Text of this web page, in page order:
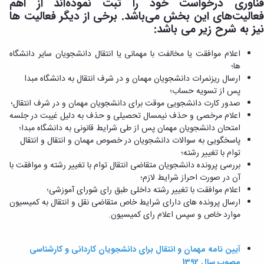
توسعه
مدیریت
و
پشتیبانی
معاونت
و
تحصیلات
تکمیلی
معاونت
دانشجویی
معاونت
پژوهش
و
فناوری
معاونت
فرهنگی
و
نمایندگی
تحصیل
در
دانشگاه
رشته‌های
تحصیلی
کارشناسی
تحصیلات
تکمیلی
آموزش‌های
آزاد
برنامه‌های
آموزشی
آموزش
زبان
فارسی
به
غیرفارسی‌زبانان
آموزش‌های
و
الکترونیکی
گیاهی
پژوهشکده
آب
مرکز
آپا
دانشگاه
بوعلی
سینا
آزمایشگاه
های
تحقیقاتی
آزمایشگاه
مرکزی
آزمایشگاه
تنش
پسماند
آزمایشگاه
مقاومت
آزمایشگاه
مواد
علوم
پایه
علوم
اقتصادی
اجتماعی
علوم
ورزشی
دانشکده
های
اقماری
فنی
و
مهندسی
کبودرآهنگ
فنی
و
منابع
تویسرکان
مدیریت
مشاوره
و
سبک
زندگی
مرکز
بهداشت
و
درمان
خوابگاه‌های
دانشجویی
سلف
سرویس
ورزش و
سرگرمی
اداره
تربیت
بدنی
و
برنامه
استخر
تشکل‌های
اسلامی
دانشجویان
نشریات
کانون‌های
فرهنگی
فعالیت‌های
داوطلبانه
سمن‌های
مرتبط
بنیاد
خیرین
حامی
دانشگاه
بوعلی
سینا
مؤسسه
های
مردمی
هویت
ارتباط
با ما
(قدم
Apply
Now
فعالیت‌های این بخش می‌باشد. برخی از دیگر فعالیت ها
نیز به شرح زیر می باشد:
اعلام موافقت یا مخالفت با مهمانی یا انتقال دانشجویان سایر دانشگاه
ها؛
ارسال ریزنمرات دانشجویان مهمان و در شرف انتقال به دانشگاه مبدا
پس از تسویه حساب؛
صدور کارت دانشجویی موقت برای دانشجویان مهمان و در شرف انتقال؛
اعلام مرخصی و حذف نیمسال تحصیلی و حذف به دلیل غیبت در جلسه
امتحان دانشجویان مهمان پس از طی شرایط قانونی به دانشگاه مبدا؛
پاسخگویی به سوالات دانشجویان در خصوص مهمان و انتقال و انتقال
توام با تغییر رشته؛
بررسی پرونده دانشجویان متقاضی انتقال توام با تغییر رشته و موافقت با
آن در صورت احراز شرایط لازم؛
اعلام موافقت با تغییر رشته داخلی طبق رای شورای آموزشی؛
ارسال پرونده های دارای شرایط خاص متقاضی نقل و انتقال به کمیسیون
موارد خاص و سپس اعلام رای کمیسیون.
آیین نامه مهمان و انتقال برای دانشجویان کاردانی و کارشناسی